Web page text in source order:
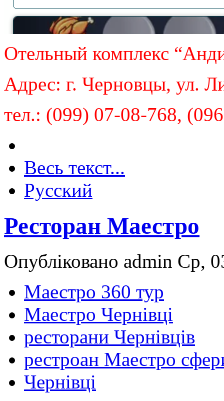
Отельный комплекс
Адрес: г. Черновцы, ул.
тел.: (099) 07-08-768,
Весь текст...
Русский
Ресторан Маестро
Опубліковано admin Ср,
Маестро 360 тур
Маестро Чернівці
ресторани Чернівців
рестроан Маестро
Чернівці